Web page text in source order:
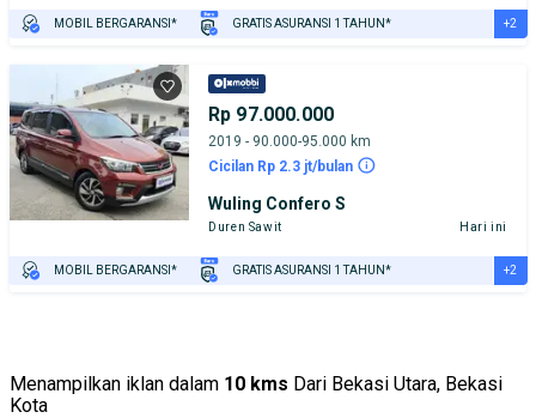
MOBIL BERGARANSI* GRATIS ASURANSI 1 TAHUN* +2
Rp 97.000.000
2019 - 90.000-95.000 km
Cicilan Rp 2.3 jt/bulan
Wuling Confero S
Duren Sawit Hari ini
MOBIL BERGARANSI* GRATIS ASURANSI 1 TAHUN* +2
Menampilkan iklan dalam 10 kms Dari Bekasi Utara, Bekasi
Kota